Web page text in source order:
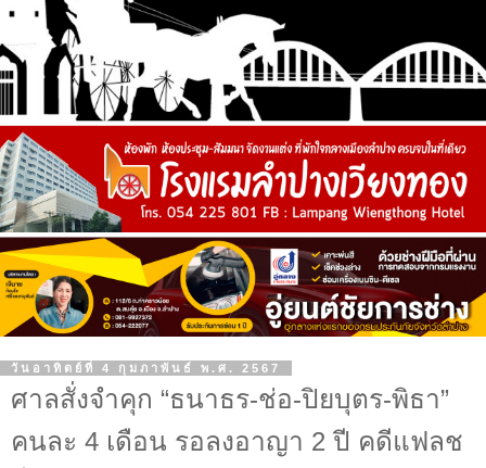
วันอาทิตย์ที่ 4 กุมภาพันธ์ พ.ศ. 2567
ศาลสั่งจำคุก “ธนาธร-ช่อ-ปิยบุตร-พิธา”
คนละ 4 เดือน รอลงอาญา 2 ปี คดีแฟลช